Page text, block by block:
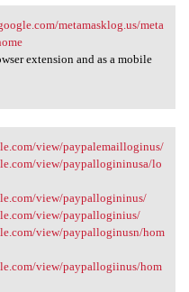
metamasklog.us/meta
extension and as a mobile
view
view/paypalemailloginus/
view/paypallogininusa/lo
view/paypallogininus/
view/paypalloginius/
view/paypalloginusn/hom
view/paypallogiinus/hom